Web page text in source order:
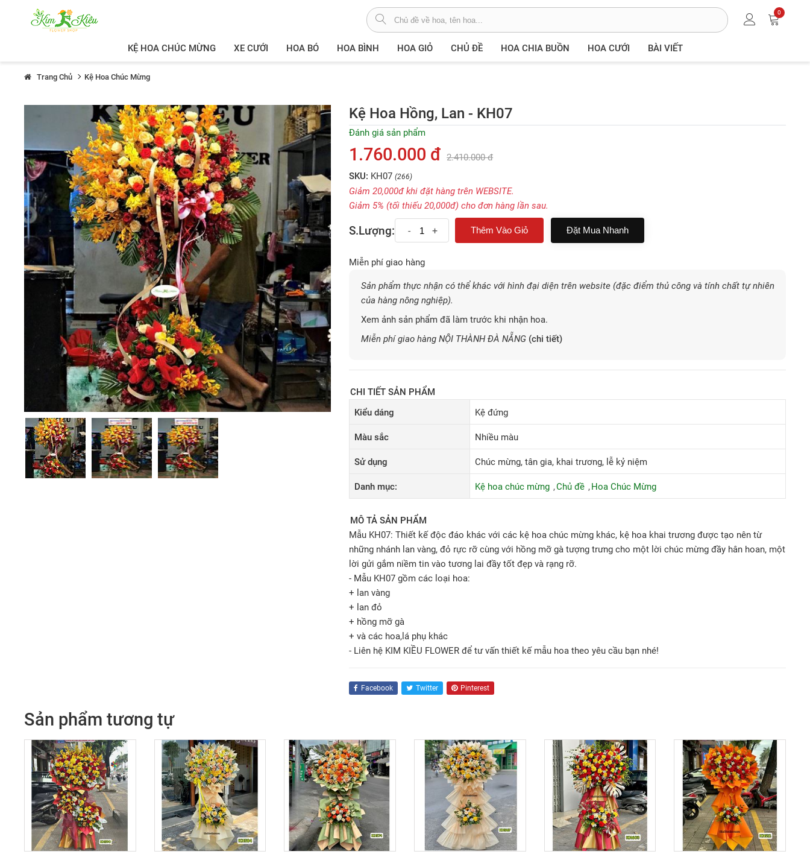
0
KỆ HOA CHÚC MỪNG XE CƯỚI HOA BÓ HOA BÌNH HOA GIỎ CHỦ ĐỀ HOA CHIA BUỒN HOA CƯỚI BÀI VIẾT
Trang Chủ Kệ Hoa Chúc Mừng
Kệ Hoa Hồng, Lan - KH07
Đánh giá sản phẩm
1.760.000 đ 2.410.000 đ
SKU: KH07 (266)
Giảm 20,000đ khi đặt hàng trên WEBSITE.
Giảm 5% (tối thiếu 20,000đ) cho đơn hàng lần sau.
S.Lượng: - + Đặt Mua Nhanh
Miễn phí giao hàng
Sản phẩm thực nhận có thể khác với hình đại diện trên website (đặc điểm thủ công và tính chất tự nhiên
của hàng nông nghiệp).
Xem ảnh sản phẩm đã làm trước khi nhận hoa.
Miễn phí giao hàng NỘI THÀNH ĐÀ NẴNG (chi tiết)
CHI TIẾT SẢN PHẨM
Kiểu dáng
Kệ đứng
Màu sắc Nhiều màu
Sử dụng Chúc mừng, tân gia, khai trương, lễ kỷ niệm
Danh mục: Kệ hoa chúc mừng Chủ đề Hoa Chúc Mừng
MÔ TẢ SẢN PHẨM
Mẫu KH07: Thiết kế độc đáo khác với các kệ hoa chúc mừng khác, kệ hoa khai trương được tạo nên từ
những nhánh lan vàng, đỏ rực rỡ cùng với hồng mỡ gà tượng trưng cho một lời chúc mừng đầy hân hoan, một
lời gửi gắm niềm tin vào tương lai đầy tốt đẹp và rạng rỡ.
- Mẫu KH07 gồm các loại hoa:
+ lan vàng
+ lan đỏ
+ hồng mỡ gà
+ và các hoa,lá phụ khác
- Liên hệ KIM KIỀU FLOWER để tư vấn thiết kế mẫu hoa theo yêu cầu bạn nhé!
Facebook Twitter Pinterest
Sản phẩm tương tự